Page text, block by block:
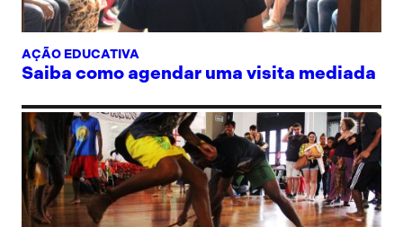
AÇÃO EDUCATIVA
Saiba como agendar uma visita mediada